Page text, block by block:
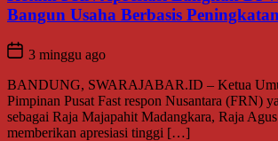
Bangun Usaha Berbasis
3 minggu ago
BANDUNG, SWARAJABAR.ID – Ketua
Pimpinan Pusat Fast respon Nusantara (FRN)
sebagai Raja Majapahit Madangkara, Raja
memberikan apresiasi tinggi […]